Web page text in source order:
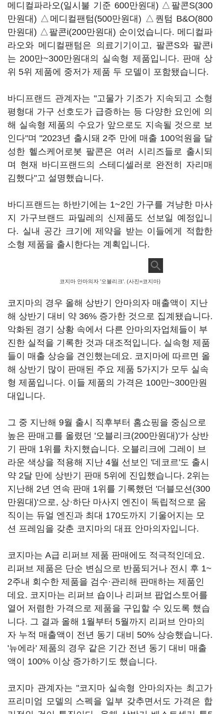
메디컬파라오(일시불 기준 600만원대) △팔콘S(300
만원대) △메디컬팬텀(500만원대) △퀀텀 B&O(800
만원대) △팔콘i(200만원대) 순이었습니다. 메디컬파
라오와 메디컬팬텀은 의료기기이고, 팔콘S와 팔콘i
는 200만~300만원대의 실속형 제품입니다. 판매 상
위 5위 제품에 중저가 제품 두 모델이 포함됐습니다.
바디프랜드 관계자는 "고물가 기조가 지속되고 소형
평형대 가구 선호도가 급증하는 등 다양한 요인에 의
해 실속형 제품의 수요가 앞으로도 지속될 것으로 보
인다"며 "2023년 출시돼 2주 만에 매출 100억원을 달
성한 헬스케어로봇 팔콘은 여러 시리즈들로 출시되
며 현재 바디프랜드의 스테디셀러로 완전히 자리매
김했다"고 설명했습니다.
바디프랜드는 하반기에는 1~2인 가구를 겨냥한 마사
지 가구브랜드 파밀레의 신제품도 선보일 예정입니
다. 실내 공간 크기에 제약을 받는 이들에게 적합한
소형 제품을 출시한다는 계획입니다.
코지마 안마의자 '오블리크'. (사진=코지마)
코지마의 경우 올해 상반기 안마의자 매출액이 지난
해 상반기 대비 약 36% 증가한 것으로 집계됐습니다.
악화된 경기 상황 속에서 다른 안마의자업체들이 부
진한 실적을 기록한 것과 대조적입니다. 실속형 제품
들이 매출 상승을 견인했는데요. 코지마에 따르면 올
해 상반기 많이 판매된 주요 제품 5가지가 모두 실속
형 제품입니다. 이들 제품의 가격은 100만~300만원
대입니다.
그 중 지난해 9월 출시 직후부터 홈쇼핑을 중심으로
높은 판매고를 올렸던 '오블리크(200만원대)'가 상반
기 판매 1위를 차지했습니다. 오블리크에 그레이 브
라운 색상을 적용해 지난 4월 선보인 '데코르'도 출시
약 2달 만에 상반기 판매 5위에 진입했습니다. 2위는
지난해 2년 연속 판매 1위를 기록했던 '더블모션(300
만원대)'으로, 상·하단 마사지 엔진이 독립적으로 움
직이는 듀얼 엔진과 최대 170도까지 기울어지는 모
션 프레임을 갖춘 코지마의 대표 안마의자입니다.
코지마는 A급 리퍼브 제품 판매에도 적극적인데요.
리퍼브 제품은 단순 변심으로 반품되거나 전시 후 1~
2주내 회수한 제품을 검수·관리해 판매하는 제품인
데요. 코지마는 리퍼브 숍이나 리퍼브 팝업스토어를
열어 저렴한 가격으로 제품을 구입할 수 있도록 했습
니다. 그 결과 올해 1월부터 5월까지 리퍼브 안마의
자 누적 매출액이 전년 동기 대비 50% 상승했습니다.
'뉴에라' 제품의 경우 같은 기간 전년 동기 대비 매출
액이 100% 이상 증가하기도 했습니다.
코지마 관계자는 "코지마 실속형 안마의자는 최고가
프리미엄 모델의 스펙을 일부 갖추면서도 가격은 합